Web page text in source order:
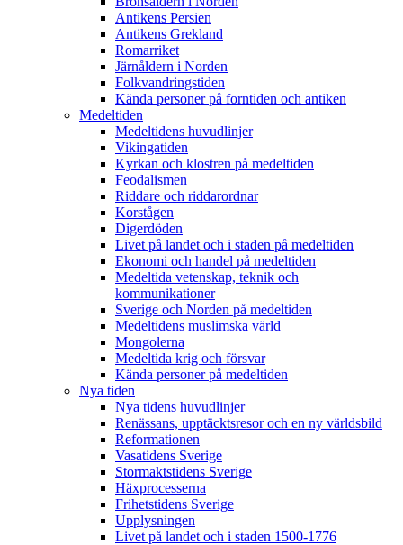
Antikens Persien
Antikens Grekland
Romarriket
Järnåldern i Norden
Folkvandringstiden
Kända personer på forntiden och antiken
Medeltiden
Medeltidens huvudlinjer
Vikingatiden
Kyrkan och klostren på medeltiden
Feodalismen
Riddare och riddarordnar
Korstågen
Digerdöden
Livet på landet och i staden på medeltiden
Ekonomi och handel på medeltiden
Medeltida vetenskap, teknik och
kommunikationer
Sverige och Norden på medeltiden
Medeltidens muslimska värld
Mongolerna
Medeltida krig och försvar
Kända personer på medeltiden
Nya tiden
Nya tidens huvudlinjer
Renässans, upptäcktsresor och en ny världsbild
Reformationen
Vasatidens Sverige
Stormaktstidens Sverige
Häxprocesserna
Frihetstidens Sverige
Upplysningen
Livet på landet och i staden 1500-1776